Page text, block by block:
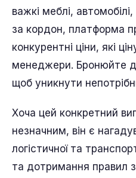
важкі меблі,
за кордон, платформа
конкурентні ціни, які
менеджери. Бронюйте
щоб уникнути
Хоча цей конкретний
незначним, він є
логістичної та
та дотримання правил